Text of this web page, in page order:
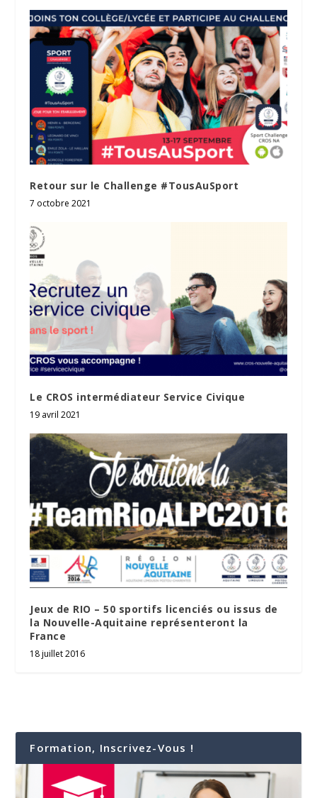
Retour sur le Challenge #TousAuSport
7 octobre 2021
Le CROS intermédiateur Service Civique
19 avril 2021
Jeux de RIO – 50 sportifs licenciés ou issus de
la Nouvelle-Aquitaine représenteront la
France
18 juillet 2016
Formation, Inscrivez-Vous !